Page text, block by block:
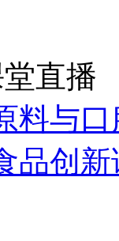
直播
料与
品创